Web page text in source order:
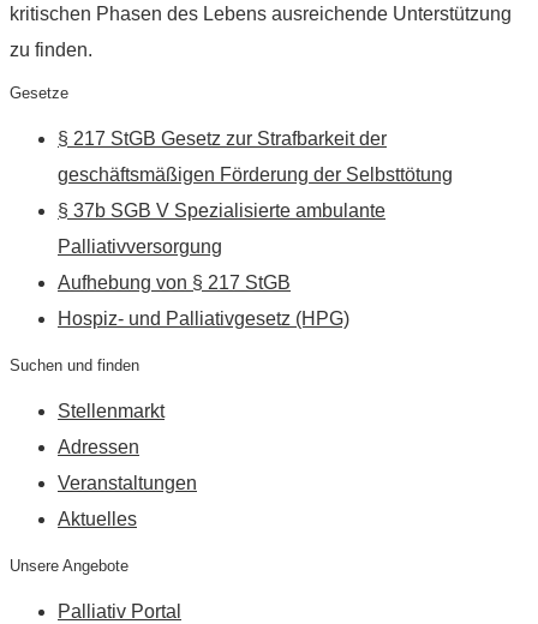
kritischen Phasen des Lebens ausreichende Unterstützung
zu finden.
Gesetze
§ 217 StGB Gesetz zur Strafbarkeit der
geschäftsmäßigen Förderung der Selbsttötung
§ 37b SGB V Spezialisierte ambulante
Palliativversorgung
Aufhebung von § 217 StGB
Hospiz- und Palliativgesetz (HPG)
Suchen und finden
Stellenmarkt
Adressen
Veranstaltungen
Aktuelles
Unsere Angebote
Palliativ Portal